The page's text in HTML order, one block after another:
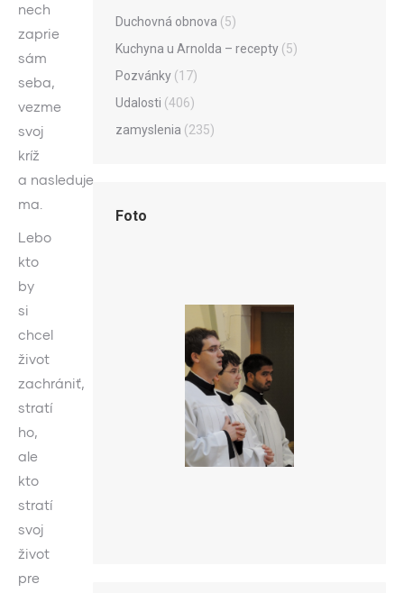
nech
zaprie
sám
seba,
vezme
svoj
kríž
a nasleduje
ma.
Lebo
kto
by
si
chcel
život
zachrániť,
stratí
ho,
ale
kto
stratí
svoj
život
pre
Duchovná obnova (5)
Kuchyna u Arnolda – recepty (5)
Pozvánky (17)
Udalosti (406)
zamyslenia (235)
Foto